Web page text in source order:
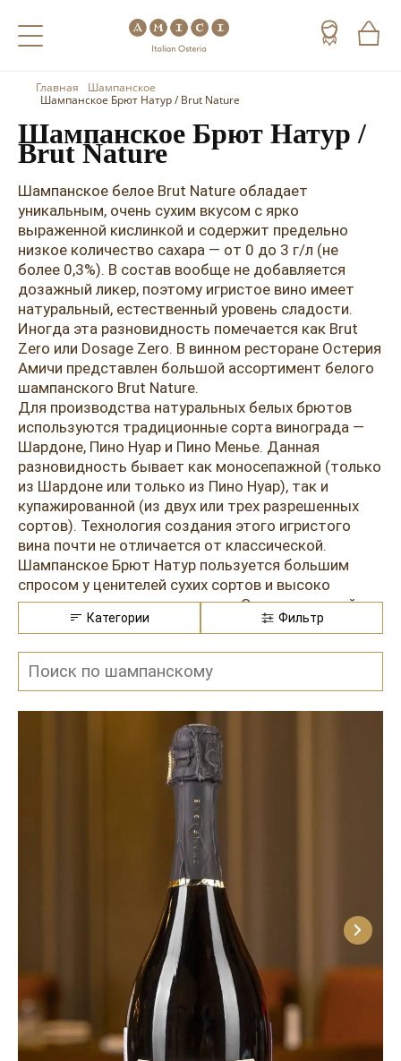
Назад
Холодные напитки
Кофе
Назад
Вино
Игристое вино
Портвейн
Херес
Красные вина
Белые вина
Розовые вина
Итальянские вина
Французские вина
Испанские вина
Назад
Виски
Арманьяк
Текила
Мескаль
Кальвадос
Джин
Ром
Граппа
Водка
Саке
Пиво
Главная
Шампанское
Шампанское Брют Натур / Brut Nature
Шампанское Брют Натур /
Brut Nature
Шампанское белое Brut Nature обладает
уникальным, очень сухим вкусом с ярко
выраженной кислинкой и содержит предельно
низкое количество сахара — от 0 до 3 г/л (не
более 0,3%). В состав вообще не добавляется
дозажный ликер, поэтому игристое вино имеет
натуральный, естественный уровень сладости.
Иногда эта разновидность помечается как Brut
Zero или Dosage Zero. В винном ресторане Остерия
Амичи представлен большой ассортимент белого
шампанского Brut Nature.
Для производства натуральных белых брютов
используются традиционные сорта винограда —
Шардоне, Пино Нуар и Пино Менье. Данная
разновидность бывает как моносепажной (только
из Шардоне или только из Пино Нуар), так и
купажированной (из двух или трех разрешенных
сортов). Технология создания этого игристого
вина почти не отличается от классической.
Шампанское Брют Натур пользуется большим
спросом у ценителей сухих сортов и высоко
котируется на мировом рынке. Это популярный
аперитив на светских раутах и приемах высокого
оттенками вкусоаромата, с цветочными и
цитрусовыми мотивами в букете прекрасно
икрой, паштетами и другими легкими закусками.
Его обязательно охлаждают до 8-10 градусов и
разливают в изящные фужеры «флейты» или
Категории Фильтр